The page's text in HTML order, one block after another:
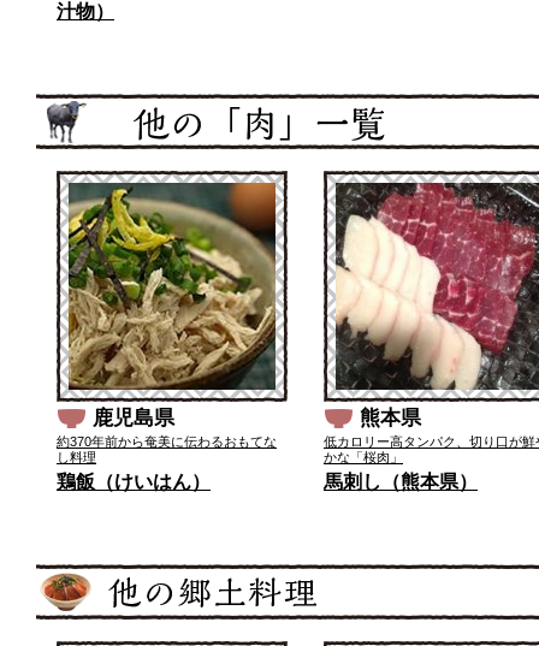
汁物）
鹿児島県
約370年前から奄美に伝わるおもてな
し料理
鶏飯（けいはん）
熊本県
低カロリー高タンパク、切り口が鮮
かな「桜肉」
馬刺し（熊本県）